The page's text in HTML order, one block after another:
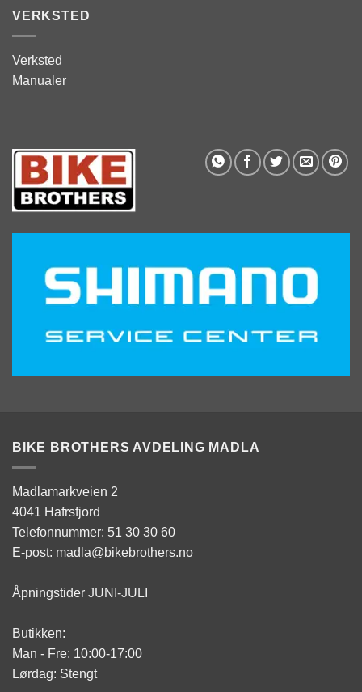
VERKSTED
Verksted
Manualer
BIKE BROTHERS AVDELING MADLA
Madlamarkveien 2
4041 Hafrsfjord
Telefonnummer: 51 30 30 60
E-post: madla@bikebrothers.no
Åpningstider JUNI-JULI
Butikken:
Man - Fre: 10:00-17:00
Lørdag: Stengt